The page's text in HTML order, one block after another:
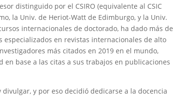
distinguido por el CSIRO (equivalente al CSIC
la Univ. de Heriot-Watt de Edimburgo, y la Univ.
internacionales de doctorado, ha dado más de
especializados en revistas internacionales de alto
más citados en 2019 en el mundo,
en base a las citas a sus trabajos en publicaciones
y por eso decidió dedicarse a la docencia